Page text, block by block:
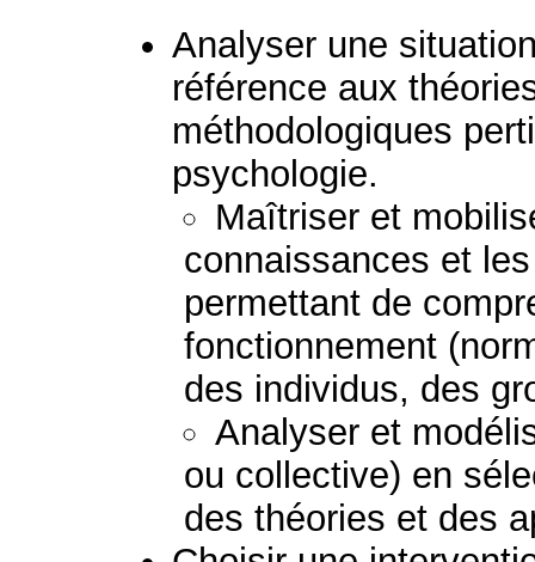
Analyser une
référence aux
méthodologiques
psychologie.
Maîtriser et
connaissances et
permettant de
fonctionnement
des individus, des
Analyser et
ou collective) en
des théories et des